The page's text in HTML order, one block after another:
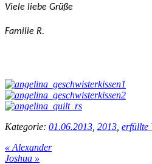
Viele liebe Grüße
Familie R.
Kategorie: 01.06.2013 2013 erfüllte
Vorheriger
Beitrag:
« Alexander
Nächster
Joshua »